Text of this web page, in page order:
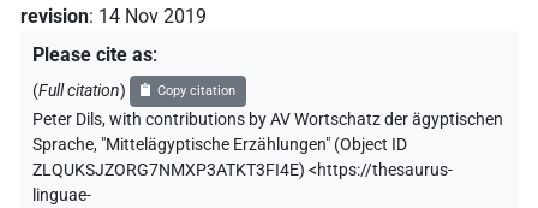
revision: 14 Nov 2019
Please cite as:
(Full citation) Copy citation
Peter Dils,with contributions byAV Wortschatz der ägyptischen
Sprache, "Mittelägyptische Erzählungen" (Object ID
ZLQUKSJZORG7NMXP3ATKT3FI4E) <https://thesaurus-
linguae-